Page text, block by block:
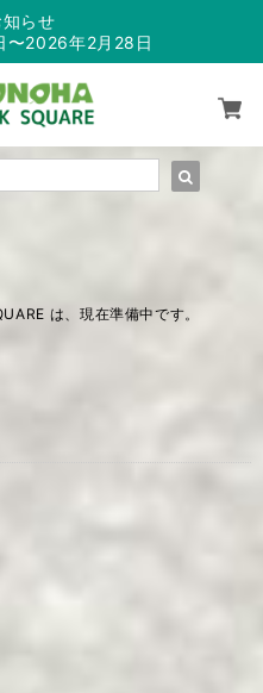
らせ
〜2026年2月28日
は、現在準備中です。